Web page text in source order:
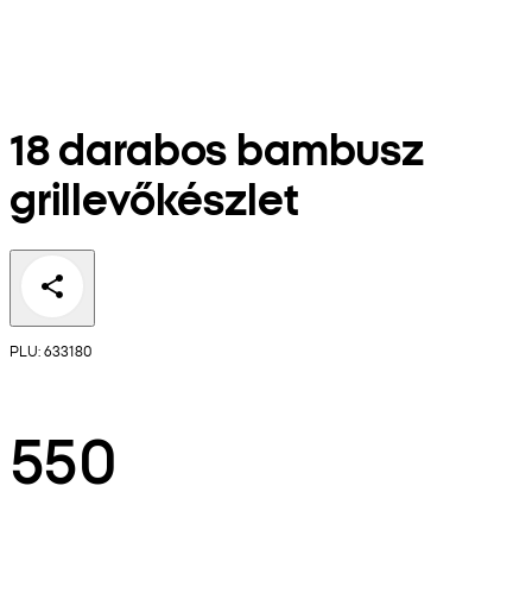
18 darabos bambusz
grillevőkészlet
PLU: 633180
550